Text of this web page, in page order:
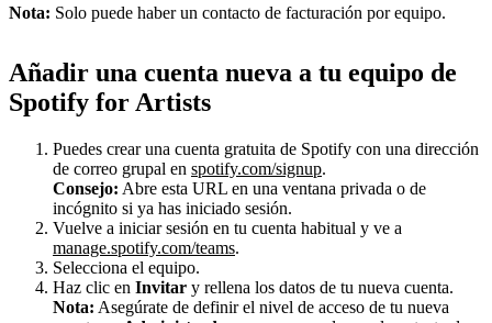
Nota: Solo puede haber un contacto de facturación por equipo.
Añadir una cuenta nueva a tu equipo de
Spotify for Artists
Puedes crear una cuenta gratuita de Spotify con una dirección
de correo grupal en spotify.com/signup.
Consejo: Abre esta URL en una ventana privada o de
incógnito si ya has iniciado sesión.
Vuelve a iniciar sesión en tu cuenta habitual y ve a
manage.spotify.com/teams.
Selecciona el equipo.
Haz clic en Invitar y rellena los datos de tu nueva cuenta.
Nota: Asegúrate de definir el nivel de acceso de tu nueva